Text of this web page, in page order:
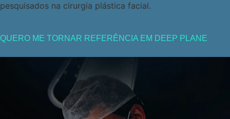
pesquisados na cirurgia plástica facial.
QUERO ME TORNAR REFERÊNCIA EM DEEP PLANE